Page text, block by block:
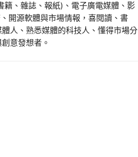
、雜誌、報紙)、電子廣電媒體、影
開源軟體與市場情報，喜閱讀、書
人、熟悉媒體的科技人、懂得市場分
意發想者。